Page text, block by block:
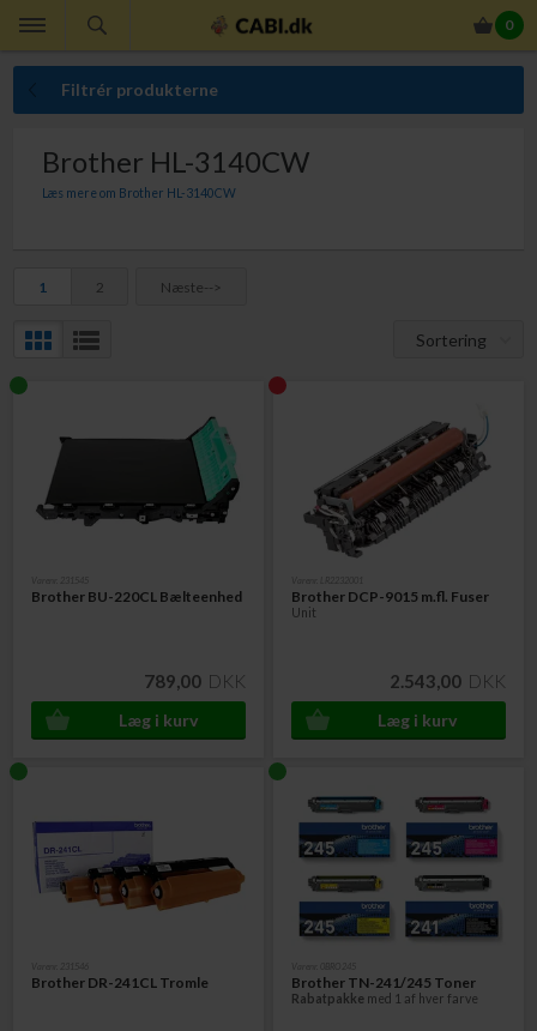
0
Filtrér produkterne
Brother HL-3140CW
Læs mere om Brother HL-3140CW
1 2 Næste-->
Sortering
Brother BU-220CL Bælteenhed
789,00 DKK
Brother DCP-9015 m.fl. Fuser
Unit
2.543,00 DKK
Brother DR-241CL Tromle Brother TN-241/245 Toner
Rabatpakkemed 1 af hver farve